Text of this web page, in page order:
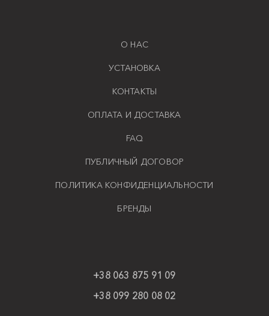
О НАС
УСТАНОВКА
КОНТАКТЫ
ОПЛАТА И ДОСТАВКА
FAQ
ПУБЛИЧНЫЙ ДОГОВОР
ПОЛИТИКА КОНФИДЕНЦИАЛЬНОСТИ
БРЕНДЫ
+38 063 875 91 09
+38 099 280 08 02